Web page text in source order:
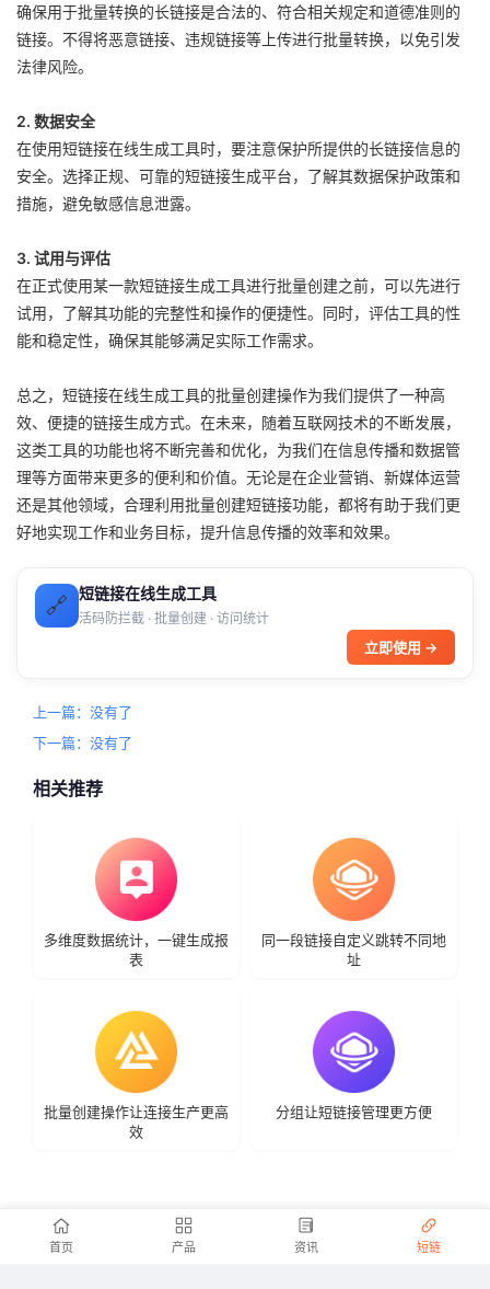
确保用于批量转换的长链接是合法的、符合相关规定和道德准则的
链接。不得将恶意链接、违规链接等上传进行批量转换，以免引发
法律风险。
2. 数据安全
在使用短链接在线生成工具时，要注意保护所提供的长链接信息的
安全。选择正规、可靠的短链接生成平台，了解其数据保护政策和
措施，避免敏感信息泄露。
3. 试用与评估
在正式使用某一款短链接生成工具进行批量创建之前，可以先进行
试用，了解其功能的完整性和操作的便捷性。同时，评估工具的性
能和稳定性，确保其能够满足实际工作需求。
总之，短链接在线生成工具的批量创建操作为我们提供了一种高
效、便捷的链接生成方式。在未来，随着互联网技术的不断发展，
这类工具的功能也将不断完善和优化，为我们在信息传播和数据管
理等方面带来更多的便利和价值。无论是在企业营销、新媒体运营
还是其他领域，合理利用批量创建短链接功能，都将有助于我们更
好地实现工作和业务目标，提升信息传播的效率和效果。
🔗 短链接在线生成工具
活码防拦截 · 批量创建 · 访问统计
立即使用 →
上一篇：没有了
下一篇：没有了
相关推荐
多维度数据统计，一键生成报
表
同一段链接自定义跳转不同地
址
批量创建操作让连接生产更高
效
分组让短链接管理更方便
首页 产品 资讯 短链